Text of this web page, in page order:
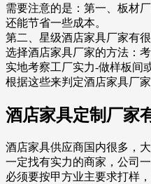
需要注意的是：第一、板材
还能节省一些成本。
第二、星级酒店家具厂家有很
选择酒店家具厂家的方法：
实地考察工厂实力-做样板间
根据这些来判定酒店家具厂家
酒店家具定制厂家
酒店家具供应商国内很多，
一定找有实力的商家，公司
必须要按甲方业主要求打样